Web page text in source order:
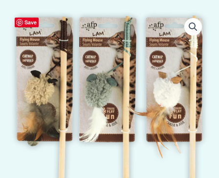
Save
AFP
Lambswool
Flying
Mouse
aantal